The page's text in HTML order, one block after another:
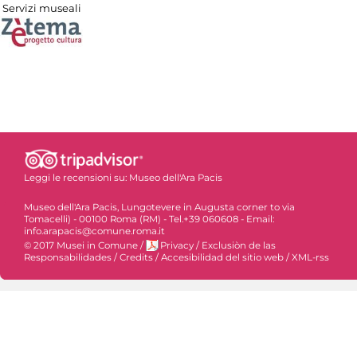
Servizi museali
Leggi le recensioni su: Museo dell'Ara Pacis
Museo dell'Ara Pacis, Lungotevere in Augusta corner to via
Tomacelli) - 00100 Roma (RM) - Tel.+39 060608 - Email:
info.arapacis@comune.roma.it
© 2017 Musei in Comune / Privacy / Exclusiòn de las
Responsabilidades /Credits /Accesibilidad del sitio web /XML-rss